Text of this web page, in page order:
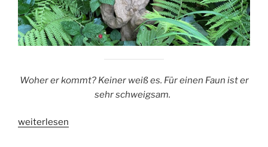
Woher er kommt? Keiner weiß es. Für einen Faun ist er
sehr schweigsam.
„Der
weiterlesen